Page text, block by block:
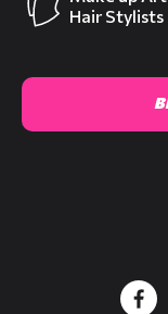
Hair Stylists